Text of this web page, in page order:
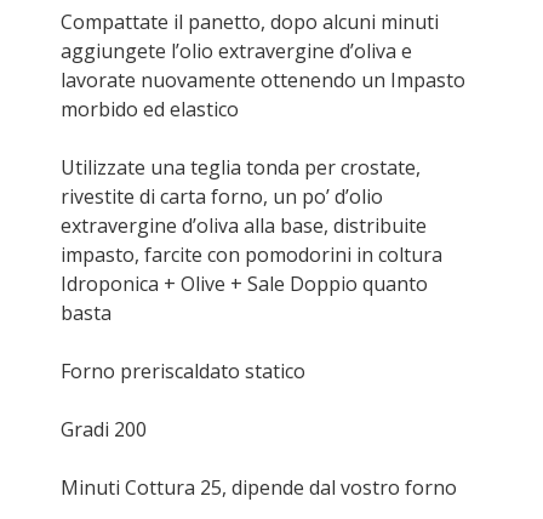
Compattate il panetto, dopo alcuni minuti
aggiungete l’olio extravergine d’oliva e
lavorate nuovamente ottenendo un Impasto
morbido ed elastico
Utilizzate una teglia tonda per crostate,
rivestite di carta forno, un po’ d’olio
extravergine d’oliva alla base, distribuite
impasto, farcite con pomodorini in coltura
Idroponica + Olive + Sale Doppio quanto
basta
Forno preriscaldato statico
Gradi 200
Minuti Cottura 25, dipende dal vostro forno